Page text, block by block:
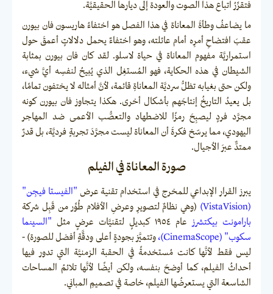
فتقرِّرُ اتباع هذا الصوت والعودة إلى ديارها الحقيقيَّة.
ما يضاعفُ وطأةَ المعاناة في هذا الفصل هو اختفاءُ هاريسون فان بيورن
عقبَ افتضاحِ أمرِه أمام عائلته، وهو اختفاءٌ يحمل دلالاتٍ أعمقَ حول
استمراريَّة مفهوم المعاناة في حياة لاسلو. لقد كان فان بيورن بمثابة
الشيطان في هذه الحكاية، فهو المُستغِل الذي يُبيحُ لنفسِه أيَّ شيء،
ولكن حتى بغيابه تظلُّ سرديَّة المعاناةِ قائمة، لأنَّ أمثاله لا يختفون تمامًا،
بل يعيدُ التاريخُ إنتاجَهم بأشكال أخرى. هكذا يتجاوز فان بيورن كونه
مجرَّد فردٍ ليصبِحَ رمزًا للاضطهاد والتعصُّب الأعمى ضد المهاجر
اليهودي، مما يرسّخ فكرةَ أن المعاناة ليست مجرَّدَ تجربةٍ فرديَّة، بل قدرٌ
ممتدٌّ عبرَ الأجيال.
صورة المعاناة في الفيلم
يبرز القرار الإبداعي للمخرج في استخدام تقنية عرض "الفيستا فيجِن"
(VistaVision)
(وهي نظامٌ لتصويرِ وعرضِ الأفلام طُوِّر من قَبِل شركة
بارامونت بيكتشرز
عام ١٩٥٤ كبديلٍ لتقنيَّات عرضٍ مثل
"السينما
سكوب" (CinemaScope)،
وتتميَّز بجودةٍ أعلى ودقَّةٍ أفضل للصورة) -
ليس فقط لأنَّها كانت مُستخدمةً في الحقبة الزمنيَّة التي تدور فيها
أحداثُ الفيلم، كما أوضحَ بنفسه، ولكن أيضًا لأنَّها تلائمُ المساحات
الشاسعة التي يستعرضُها الفيلم، خاصة في تصميمِ المباني.